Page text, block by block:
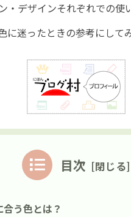
・デザインそれぞれでの使
に迷ったときの参考にして
目次
合う色とは？